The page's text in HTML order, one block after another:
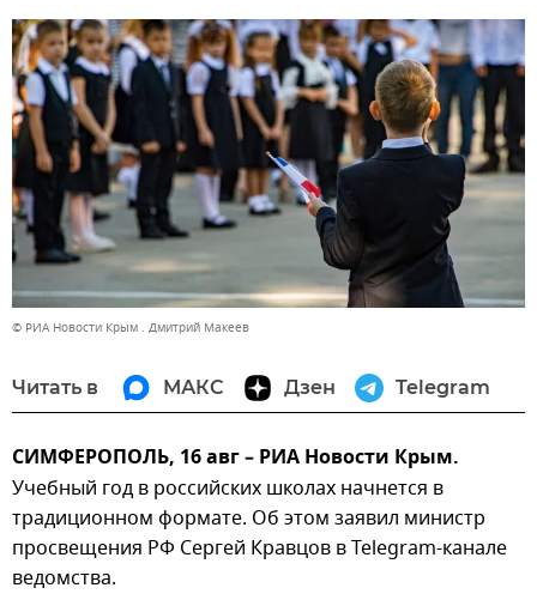
© РИА Новости Крым . Дмитрий Макеев
Читать в МАКС Дзен Telegram
СИМФЕРОПОЛЬ, 16 авг – РИА Новости Крым.
Учебный год в российских школах начнется в
традиционном формате. Об этом заявил министр
просвещения РФ Сергей Кравцов в Telegram-канале
ведомства.